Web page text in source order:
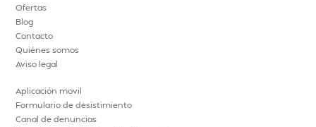
Ofertas
Blog
Contacto
Quiénes somos
Aviso legal
Aplicación movil
Formulario de desistimiento
Canal de denuncias